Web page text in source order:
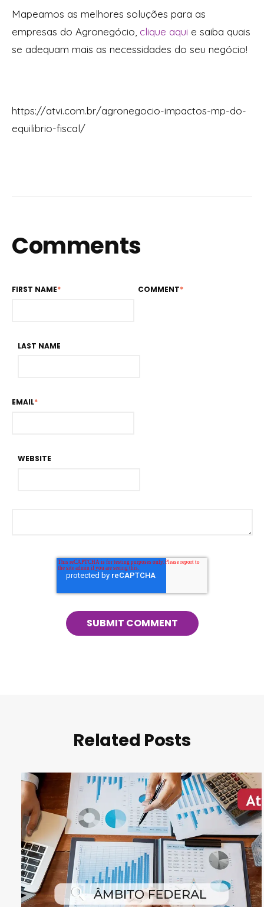
Mapeamos as melhores soluções para as
empresas do Agronegócio, clique aqui e saiba quais
se adequam mais as necessidades do seu negócio!
https://atvi.com.br/agronegocio-impactos-mp-do-
equilibrio-fiscal/
Comments
FIRST NAME*
LAST NAME
EMAIL*
WEBSITE
COMMENT*
Related Posts